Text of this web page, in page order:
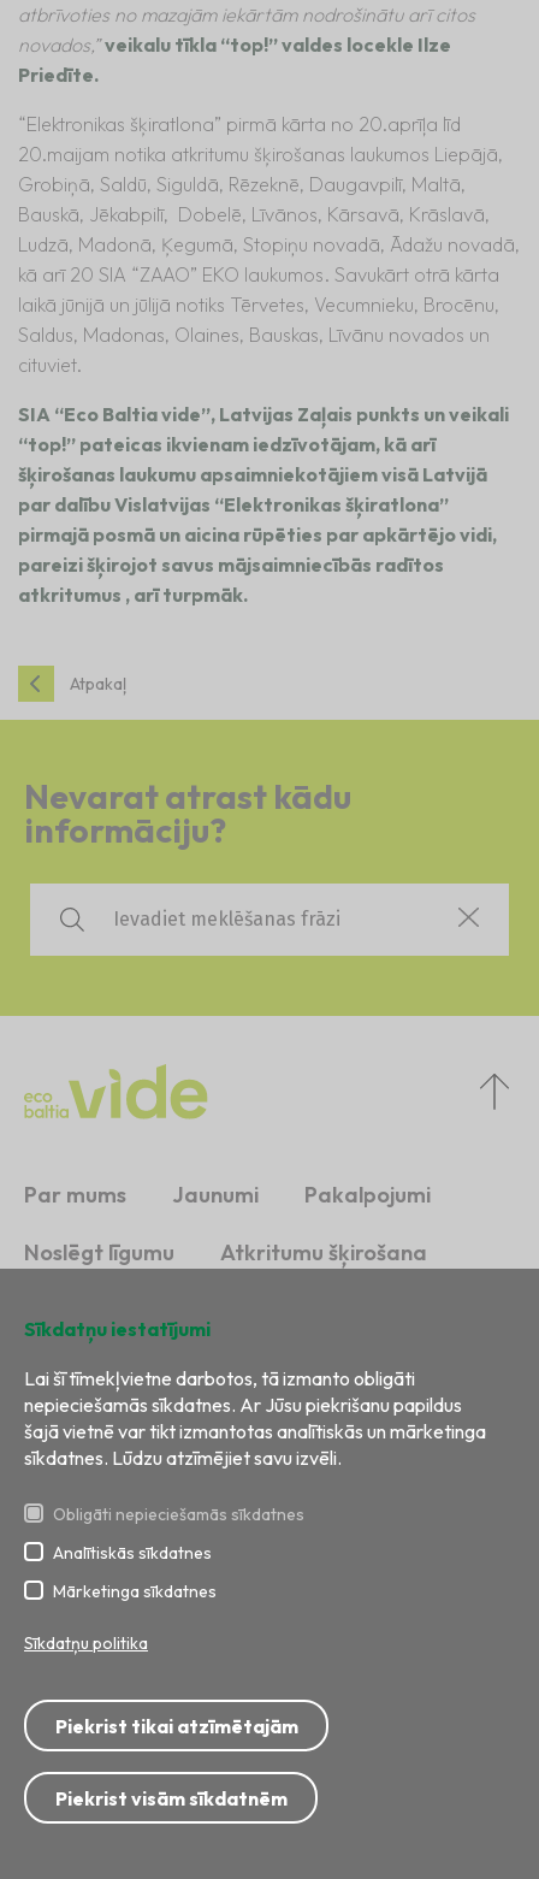
atbrīvoties no mazajām iekārtām nodrošinātu arī citos
novados,” veikalu tīkla “top!” valdes locekle Ilze
Priedīte.
“Elektronikas šķiratlona” pirmā kārta no 20.aprīļa līd
20.maijam notika atkritumu šķirošanas laukumos Liepājā,
Grobiņā, Saldū, Siguldā, Rēzeknē, Daugavpilī, Maltā,
Bauskā, Jēkabpilī, Dobelē, Līvānos, Kārsavā, Krāslavā,
Ludzā, Madonā, Ķegumā, Stopiņu novadā, Ādažu novadā,
kā arī 20 SIA “ZAAO” EKO laukumos. Savukārt otrā kārta
laikā jūnijā un jūlijā notiks Tērvetes, Vecumnieku, Brocēnu,
Saldus, Madonas, Olaines, Bauskas, Līvānu novados un
cituviet.
SIA “Eco Baltia vide”, Latvijas Zaļais punkts un veikali
“top!” pateicas ikvienam iedzīvotājam, kā arī
šķirošanas laukumu apsaimniekotājiem visā Latvijā
par dalību Vislatvijas “Elektronikas šķiratlona”
pirmajā posmā un aicina rūpēties par apkārtējo vidi,
pareizi šķirojot savus mājsaimniecībās radītos
atkritumus , arī turpmāk.
Atpakaļ
Nevarat atrast kādu
informāciju?
Par mums Jaunumi Pakalpojumi
Noslēgt līgumu Atkritumu šķirošana
Visas tiesības aizsargātas
Izstrāde:BRIGHT
E-pasts:
Adrese: Getliņu iela 5, Rumbula, Stopiņu pagasts, Ropažu novads,
LV-2121
Privātuma politika
Personu datu apstrāde
Videonovērošanas datu apstrāde
Sīkdatņu iestatījumi
Lai šī tīmekļvietne darbotos, tā izmanto obligāti
nepieciešamās sīkdatnes. Ar Jūsu piekrišanu papildus
šajā vietnē var tikt izmantotas analītiskās un mārketinga
sīkdatnes. Lūdzu atzīmējiet savu izvēli.
Obligāti nepieciešamās sīkdatnes
Analītiskās sīkdatnes
Mārketinga sīkdatnes
Sīkdatņu politika
Piekrist tikai atzīmētajām
Piekrist visām sīkdatnēm